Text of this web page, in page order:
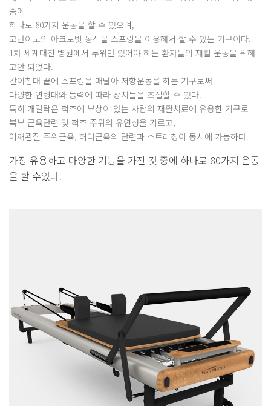
중에
하나로 80가지 운동을 할 수 있으며,
고난이도의 아크로빗 동작을 스프링을 이용해서 할 수 있는 기구이다.
1차 세계대전 병원에서 누워만 있어야 하는 환자들의 재활 운동을 위해
고안 되었다.
간이침대 끝에 스프링을 매달아 저항운동을 하는 기구로써
다양한 연령대와 능력에 따라 장치들을 조절할 수 있다.
특히 캐딜락은 척추에 부상이 있는 사람의 재활치료에 유용한 기구로
복부 근육단련 및 척추 주위의 유연성을 기르고,
어깨관절 주위근육, 허리근육의 단련과 스트레칭이 동시에 가능하다.
가장 유용하고 다양한 기능을 가진 것 중에 하나로 80가지 운동
을 할 수있다.